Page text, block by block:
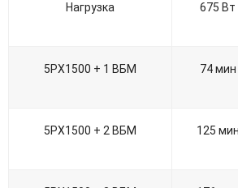
Нагрузка 675 Вт
5PX1500 + 1 ВБМ 74 мин
5PX1500 + 2 ВБМ 125 мин